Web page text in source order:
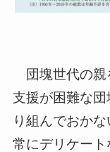
団塊世代の親
支援が困難な
り組んでおか
常にデリケー